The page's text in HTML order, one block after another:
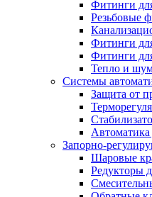
Фитинги
Резьбовые
Фитинги
Фитинги
Тепло и
Системы
Защита от
Автоматика
Запорно-
Шаровые
Редукторы